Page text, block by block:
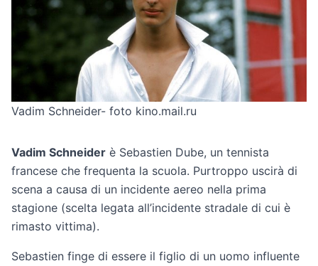
Vadim Schneider- foto kino.mail.ru
Vadim Schneider è Sebastien Dube, un tennista
francese che frequenta la scuola. Purtroppo uscirà di
scena a causa di un incidente aereo nella prima
stagione (scelta legata all’incidente stradale di cui è
rimasto vittima).
Sebastien finge di essere il figlio di un uomo influente